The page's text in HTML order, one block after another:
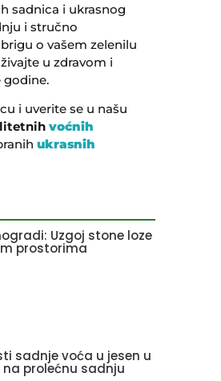
sadnica i ukrasnog
i stručno
o vašem zelenilu
u zdravom i
i uverite se u našu
voćnih
ukrasnih
Uzgoj stone loze
prostorima
sadnje voća u jesen u
prolećnu sadnju